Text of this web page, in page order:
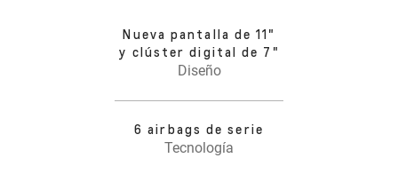
Nueva pantalla de 11"
y clúster digital de 7"
Diseño
6 airbags de serie
Tecnología